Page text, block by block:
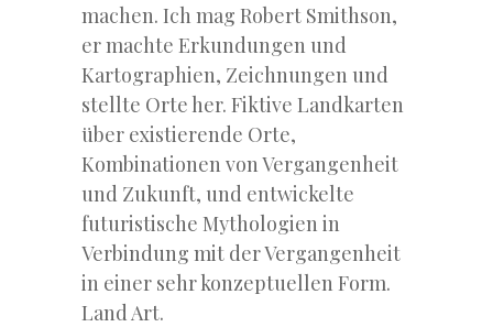
machen. Ich mag Robert Smithson,
er machte Erkundungen und
Kartographien, Zeichnungen und
stellte Orte her. Fiktive Landkarten
über existierende Orte,
Kombinationen von Vergangenheit
und Zukunft, und entwickelte
futuristische Mythologien in
Verbindung mit der Vergangenheit
in einer sehr konzeptuellen Form.
Land Art.